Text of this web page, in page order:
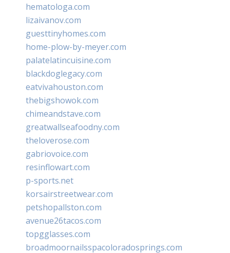
hematologa.com
lizaivanov.com
guesttinyhomes.com
home-plow-by-meyer.com
palatelatincuisine.com
blackdoglegacy.com
eatvivahouston.com
thebigshowok.com
chimeandstave.com
greatwallseafoodny.com
theloverose.com
gabriovoice.com
resinflowart.com
p-sports.net
korsairstreetwear.com
petshopallston.com
avenue26tacos.com
topgglasses.com
broadmoornailsspacoloradosprings.com